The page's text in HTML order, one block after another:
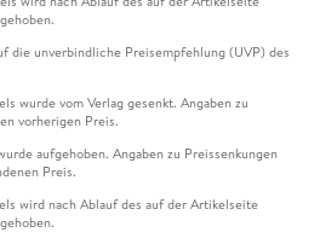
die unverbindliche Preisempfehlung (UVP) des
wurde vom Verlag gesenkt. Angaben zu
vorherigen Preis.
aufgehoben. Angaben zu Preissenkungen
Preis.
wird nach Ablauf des auf der Artikelseite